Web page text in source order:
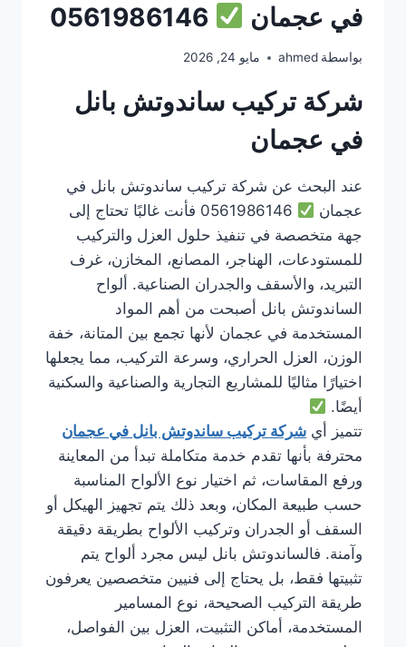
في عجمان
بواسطة ahmed مايو 24, 2026
شركة تركيب ساندوتش بانل
في عجمان
عند البحث عن شركة تركيب ساندوتش بانل في
عجمان
0561986146 فأنت غالبًا تحتاج إلى
جهة متخصصة في تنفيذ حلول العزل والتركيب
للمستودعات، الهناجر، المصانع، المخازن، غرف
التبريد، والأسقف والجدران الصناعية. ألواح
الساندوتش بانل أصبحت من أهم المواد
المستخدمة في عجمان لأنها تجمع بين المتانة، خفة
الوزن، العزل الحراري، وسرعة التركيب، مما يجعلها
اختيارًا مثاليًا للمشاريع التجارية والصناعية والسكنية
أيضًا.
تتميز أي شركة تركيب ساندوتش بانل في عجمان
محترفة بأنها تقدم خدمة متكاملة تبدأ من المعاينة
ورفع المقاسات، ثم اختيار نوع الألواح المناسبة
حسب طبيعة المكان، وبعد ذلك يتم تجهيز الهيكل أو
السقف أو الجدران وتركيب الألواح بطريقة دقيقة
وآمنة. فالساندوتش بانل ليس مجرد ألواح يتم
تثبيتها فقط، بل يحتاج إلى فنيين متخصصين يعرفون
طريقة التركيب الصحيحة، نوع المسامير
المستخدمة، أماكن التثبيت، العزل بين الفواصل،